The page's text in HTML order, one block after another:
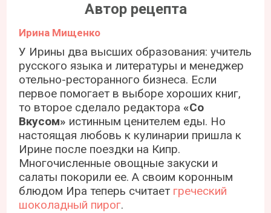
Автор рецепта
Ирина Мищенко
У Ирины два высших образования: учитель
русского языка и литературы и менеджер
отельно-ресторанного бизнеса. Если
первое помогает в выборе хороших книг,
то второе сделало редактора«Со
Вкусом» истинным ценителем еды. Но
настоящая любовь к кулинарии пришла к
Ирине после поездки на Кипр.
Многочисленные овощные закуски и
салаты покорили ее. А своим коронным
блюдом Ира теперь считает греческий
шоколадный пирог.